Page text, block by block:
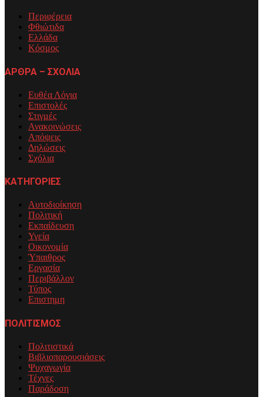
Περιφέρεια
Φθιώτιδα
Ελλάδα
Κόσμος
ΑΡΘΡΑ – ΣΧΟΛΙΑ
Ευθέα Λόγια
Επιστολές
Στιγμές
Ανακοινώσεις
Απόψεις
Δηλώσεις
Σχόλια
ΚΑΤΗΓΟΡΙΕΣ
Αυτοδιοίκηση
Πολιτική
Εκπαίδευση
Υγεία
Οικονομία
Ύπαιθρος
Εργασία
Περιβάλλον
Τύπος
Επιστημη
ΠΟΛΙΤΙΣΜΟΣ
Πολιτιστικά
Βιβλιοπαρουσιάσεις
Ψυχαγωγία
Τέχνες
Παράδοση